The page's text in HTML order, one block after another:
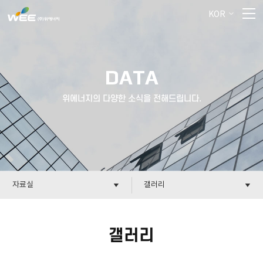
KOR
DATA
위에너지의 다양한 소식을 전해드립니다.
자료실 갤러리
갤러리